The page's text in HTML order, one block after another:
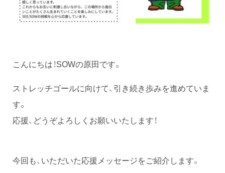
こんにちは！SOWの原田です。
ストレッチゴールに向けて、引き続き歩みを進めていま
す。
応援、どうぞよろしくお願いいたします！
今回も、いただいた応援メッセージをご紹介します。